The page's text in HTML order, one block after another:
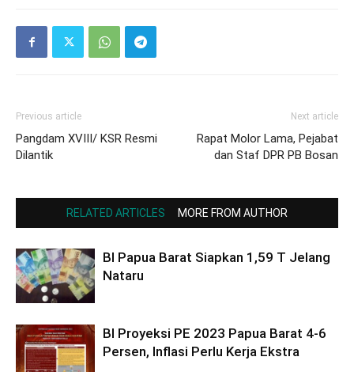
Previous article
Pangdam XVIII/ KSR Resmi
Dilantik
Next article
Rapat Molor Lama, Pejabat
dan Staf DPR PB Bosan
RELATED ARTICLES MORE FROM AUTHOR
BI Papua Barat Siapkan 1,59 T Jelang
Nataru
BI Proyeksi PE 2023 Papua Barat 4-6
Persen, Inflasi Perlu Kerja Ekstra